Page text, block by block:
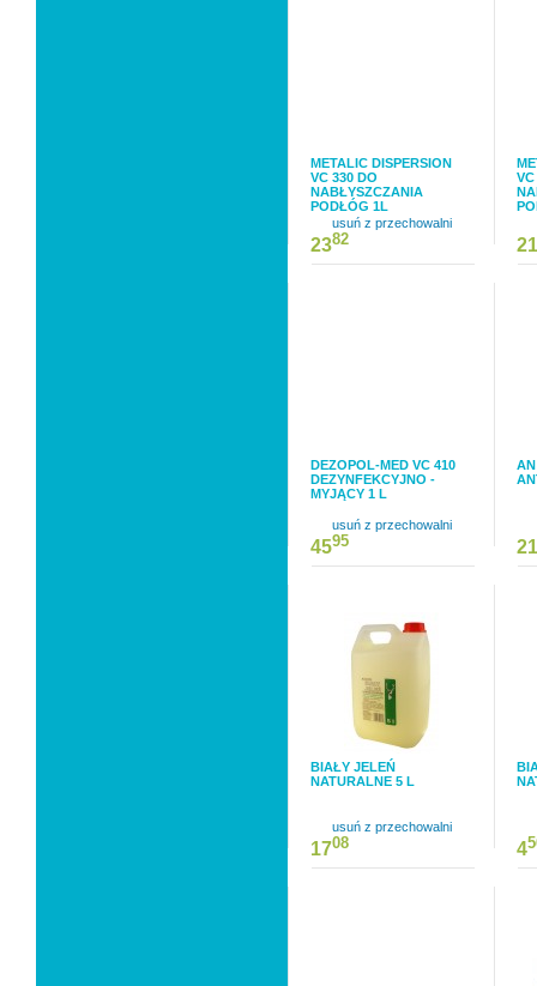
METALIC DISPERSION
VC 330 DO
NABŁYSZCZANIA
PODŁÓG 1L
usuń z przechowalni
2382
VC
DEZOPOL-MED VC 410
DEZYNFEKCYJNO -
MYJĄCY 1 L
usuń z przechowalni
4595 21
BIAŁY JELEŃ
NATURALNE 5 L
usuń z przechowalni
1708 4